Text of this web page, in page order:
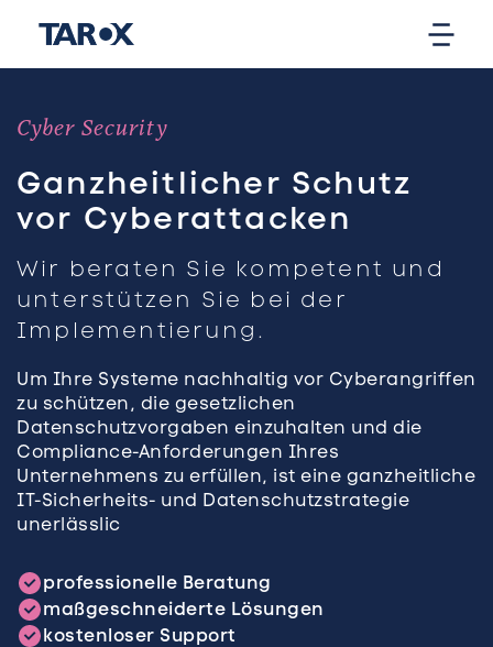
Cyber Security
Ganzheitlicher Schutz
vor Cyberattacken
Wir beraten Sie kompetent und
unterstützen Sie bei der
Implementierung.
Um Ihre Systeme nachhaltig vor Cyberangriffen
zu schützen, die gesetzlichen
Datenschutzvorgaben einzuhalten und die
Compliance-Anforderungen Ihres
Unternehmens zu erfüllen, ist eine ganzheitliche
IT-Sicherheits- und Datenschutzstrategie
unerlässlic
professionelle Beratung
maßgeschneiderte Lösungen
kostenloser Support